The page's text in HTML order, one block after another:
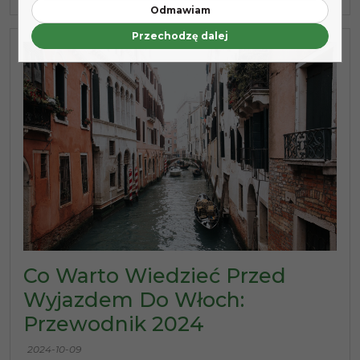
Co Warto Wiedzieć Przed
Wyjazdem Do Włoch:
Przewodnik 2024
2024-10-09
Odmawiam
Przechodzę dalej